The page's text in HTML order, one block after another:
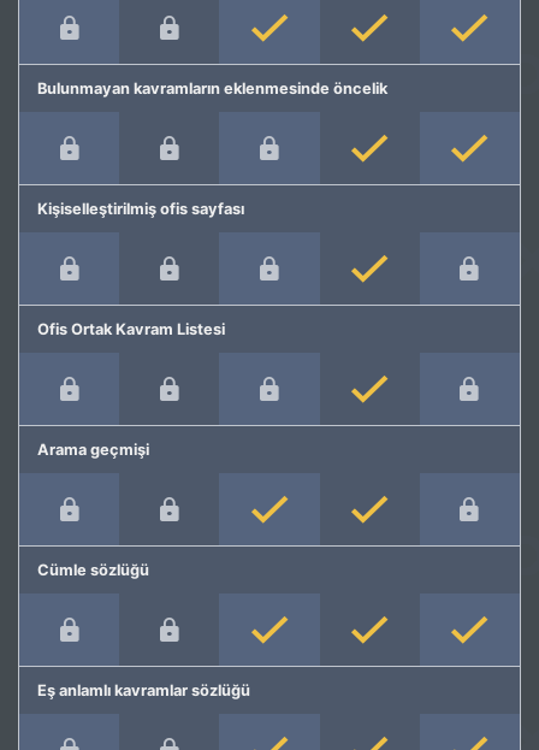
Bulunmayan kavramların eklenmesinde öncelik
Kişiselleştirilmiş ofis sayfası
Ofis Ortak Kavram Listesi
Arama geçmişi
Cümle sözlüğü
Eş anlamlı kavramlar sözlüğü